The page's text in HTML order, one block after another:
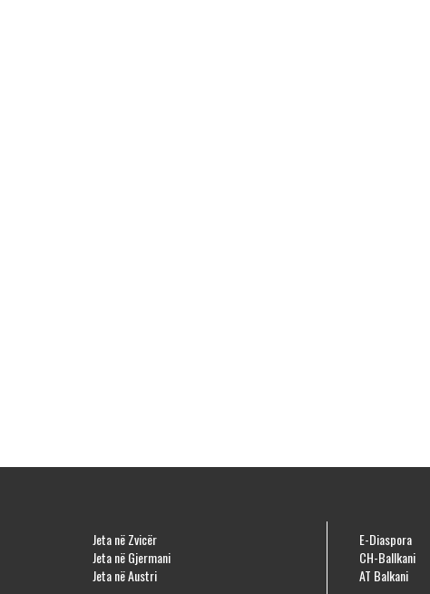
Jeta në Zvicër
Jeta në Gjermani
Jeta në Austri
E-Diaspora
CH-Ballkani
AT Balkani